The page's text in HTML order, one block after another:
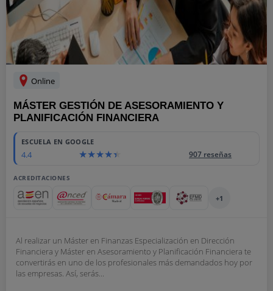
Online
MÁSTER GESTIÓN DE ASESORAMIENTO Y
PLANIFICACIÓN FINANCIERA
ESCUELA EN GOOGLE
4.4 907 reseñas
ACREDITACIONES
+1
Al realizar un Máster en Finanzas Especialización en Dirección
Financiera y Máster en Asesoramiento y Planificación Financiera te
convertirás en uno de los profesionales más demandados hoy por
las empresas. Así, serás...